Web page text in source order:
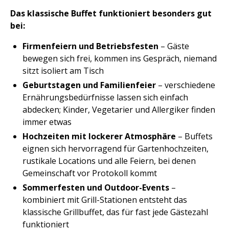
Das klassische Buffet funktioniert besonders gut
bei:
Firmenfeiern und Betriebsfesten – Gäste
bewegen sich frei, kommen ins Gespräch, niemand
sitzt isoliert am Tisch
Geburtstagen und Familienfeier – verschiedene
Ernährungsbedürfnisse lassen sich einfach
abdecken; Kinder, Vegetarier und Allergiker finden
immer etwas
Hochzeiten mit lockerer Atmosphäre – Buffets
eignen sich hervorragend für Gartenhochzeiten,
rustikale Locations und alle Feiern, bei denen
Gemeinschaft vor Protokoll kommt
Sommerfesten und Outdoor-Events –
kombiniert mit Grill-Stationen entsteht das
klassische Grillbuffet, das für fast jede Gästezahl
funktioniert